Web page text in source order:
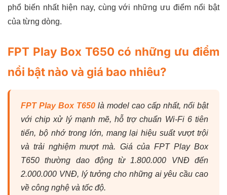
phổ biến nhất hiện nay, cùng với những ưu điểm nổi bật
của từng dòng.
FPT Play Box T650 có những ưu điểm
nổi bật nào và giá bao nhiêu?
FPT Play Box T650 là model cao cấp nhất, nổi bật
với chip xử lý mạnh mẽ, hỗ trợ chuẩn Wi-Fi 6 tiên
tiến, bộ nhớ trong lớn, mang lại hiệu suất vượt trội
và trải nghiệm mượt mà. Giá của FPT Play Box
T650 thường dao động từ 1.800.000 VNĐ đến
2.000.000 VNĐ, lý tưởng cho những ai yêu cầu cao
về công nghệ và tốc độ.